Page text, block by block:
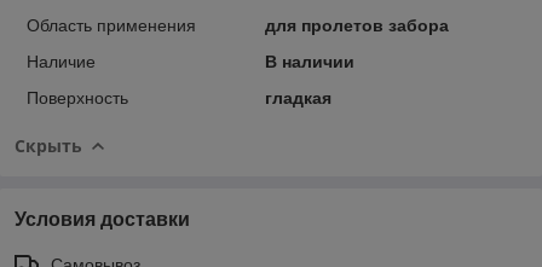
Область применения
для пролетов забора
Наличие
В наличии
Поверхность
гладкая
Скрыть
Условия доставки